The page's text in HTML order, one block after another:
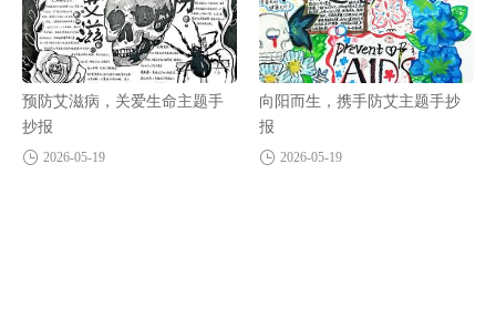
预防艾滋病，关爱生命主题手
抄报
2026-05-19
向阳而生，携手防艾主题手抄
报
2026-05-19